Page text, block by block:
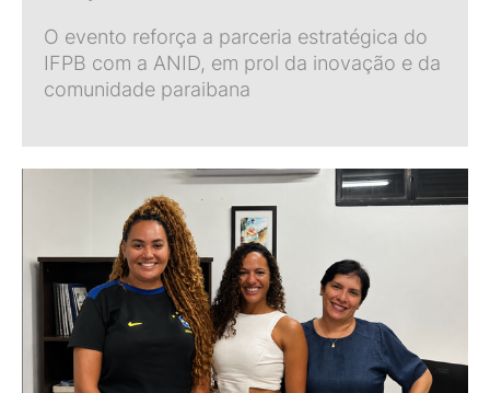
O evento reforça a parceria estratégica do
IFPB com a ANID, em prol da inovação e da
comunidade paraibana